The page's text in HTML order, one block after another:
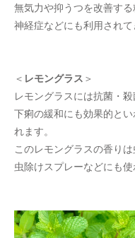
無気力や抑うつを改善す
神経症などにも利用されて
＜ レモングラス ＞
レモングラスには抗菌・殺
下痢の緩和にも効果的と
れます。
このレモングラスの香りは
虫除けスプレーなどにも使